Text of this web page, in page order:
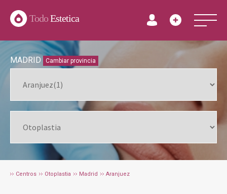
TodoEstetica
MADRID Cambiar provincia
Centros Otoplastia Madrid Aranjuez